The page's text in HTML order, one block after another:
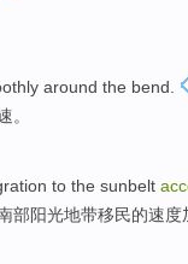
around the bend
。
to the sunbelt
部阳光地带移民的速度